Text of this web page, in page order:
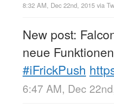
8:32 AM, Dec 22nd, 2015 via
New post:
neue
#iFrickPush
6:47 AM, Dec